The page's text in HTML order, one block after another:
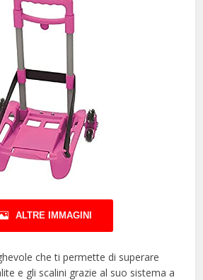
ALTRE IMMAGINI
che ti permette di superare
e gli scalini grazie al suo sistema a